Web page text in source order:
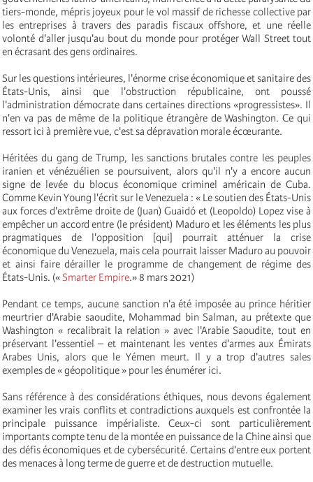
tiers-monde, mépris joyeux pour le vol massif de richesse collective par
les entreprises à travers des paradis fiscaux offshore, et une réelle
volonté d'aller jusqu'au bout du monde pour protéger Wall Street tout
en écrasant des gens ordinaires.
Sur les questions intérieures, l'énorme crise économique et sanitaire des
États-Unis, ainsi que l'obstruction républicaine, ont poussé
l'administration démocrate dans certaines directions «progressistes». Il
n'en va pas de même de la politique étrangère de Washington. Ce qui
ressort ici à première vue, c'est sa dépravation morale écœurante.
Héritées du gang de Trump, les sanctions brutales contre les peuples
iranien et vénézuélien se poursuivent, alors qu'il n'y a encore aucun
signe de levée du blocus économique criminel américain de Cuba.
Comme Kevin Young l'écrit sur le Venezuela : « Le soutien des États-Unis
aux forces d'extrême droite de (Juan) Guaidó et (Leopoldo) Lopez vise à
empêcher un accord entre (le président) Maduro et les éléments les plus
pragmatiques de l'opposition [qui] pourrait atténuer la crise
économique du Venezuela, mais cela pourrait laisser Maduro au pouvoir
et ainsi faire dérailler le programme de changement de régime des
États-Unis. («Smarter Empire.» 8 mars 2021)
Pendant ce temps, aucune sanction n'a été imposée au prince héritier
meurtrier d'Arabie saoudite, Mohammad bin Salman, au prétexte que
Washington « recalibrait la relation » avec l'Arabie Saoudite, tout en
préservant l'essentiel – et maintenant les ventes d'armes aux Émirats
Arabes Unis, alors que le Yémen meurt. Il y a trop d'autres sales
exemples de « géopolitique » pour les énumérer ici.
Sans référence à des considérations éthiques, nous devons également
examiner les vrais conflits et contradictions auxquels est confrontée la
principale puissance impérialiste. Ceux-ci sont particulièrement
importants compte tenu de la montée en puissance de la Chine ainsi que
des défis économiques et de cybersécurité. Certains d'entre eux portent
des menaces à long terme de guerre et de destruction mutuelle.